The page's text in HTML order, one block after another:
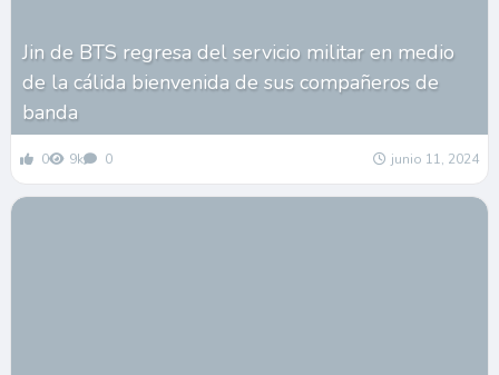
Jin de BTS regresa del servicio militar en medio
de la cálida bienvenida de sus compañeros de
banda
0 9k 0 junio 11, 2024